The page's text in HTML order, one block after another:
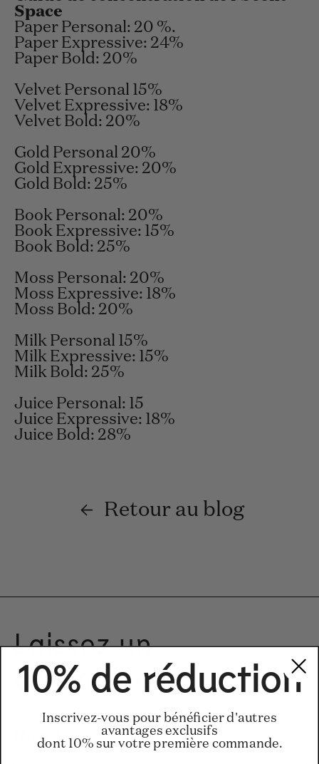
Space
Paper Personal: 20 %.
Paper Expressive: 24%
Paper Bold: 20%
Velvet Personal 15%
Velvet Expressive: 18%
Velvet Bold: 20%
Gold Personal 20%
Gold Expressive: 20%
Gold Bold: 25%
Book Personal: 20%
Book Expressive: 15%
Book Bold: 25%
Moss Personal: 20%
Moss Expressive: 18%
Moss Bold: 20%
Milk Personal 15%
Milk Expressive: 15%
Milk Bold: 25%
Juice Personal: 15
Juice Expressive: 18%
Juice Bold: 28%
Retour au blog
Laissez un
commentaire
Nom *
10% de réduction
Inscrivez-vous pour bénéficier d'autres
avantages exclusifs
dont 10% sur votre première commande.